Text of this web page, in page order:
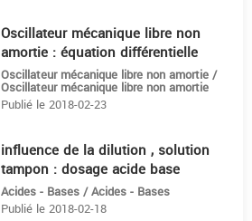
Oscillateur mécanique libre non
amortie : équation différentielle
Oscillateur mécanique libre non amortie /
Oscillateur mécanique libre non amortie
Publié le 2018-02-23
influence de la dilution , solution
tampon : dosage acide base
Acides - Bases / Acides - Bases
Publié le 2018-02-18